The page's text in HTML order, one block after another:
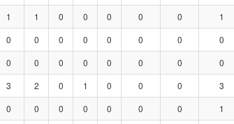
1 1 0 0 0 0 0 1
0 0 0 0 0 0 0 0
0 0 0 0 0 0 0 0
3 2 0 1 0 0 0 3
0 0 0 0 0 0 0 1